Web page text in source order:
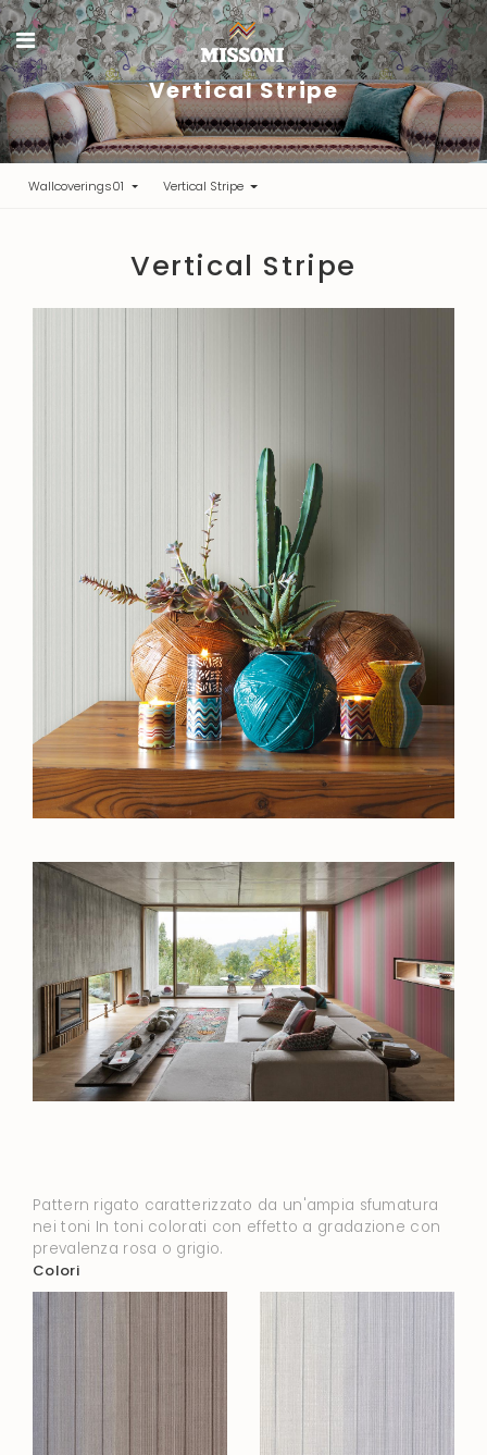
Vertical Stripe
Wallcoverings01 Vertical Stripe
Vertical Stripe
Pattern rigato caratterizzato da un'ampia sfumatura
nei toni In toni colorati con effetto a gradazione con
prevalenza rosa o grigio.
Colori